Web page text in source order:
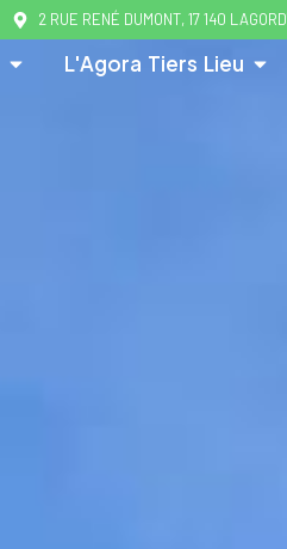
2 RUE RENÉ DUMONT, 17 140 LAGORD
L'Agora Tiers Lieu